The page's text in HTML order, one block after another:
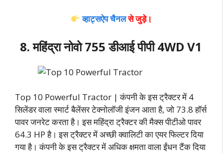
व्हाट्सऐप चैनलसे जुड़े।
8. महिंद्रा नोवो 755 डीआई पीपी 4WD V1
Top 10 Powerful Tractor | कंपनी के इस ट्रैक्टर में 4
सिलेंडर वाला स्मार्ट बैलेंसर टेक्नोलॉजी इंजन आता है, जो 73.8 हॉर्स
पावर जनरेट करता है। इस महिंद्रा ट्रैक्टर की मैक्स पीटीओ पावर
64.3 HP है। इस ट्रैक्टर में अच्छी क्वालिटी का एयर फिल्टर दिया
गया है। कंपनी के इस ट्रैक्टर में अधिक क्षमता वाला ईंधन टैंक दिया